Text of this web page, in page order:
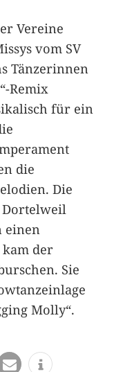
Vereine
vom SV
Tänzerinnen
Remix
für ein
die
Die
Dortelweil
einen
kam der
Sie
Molly“.